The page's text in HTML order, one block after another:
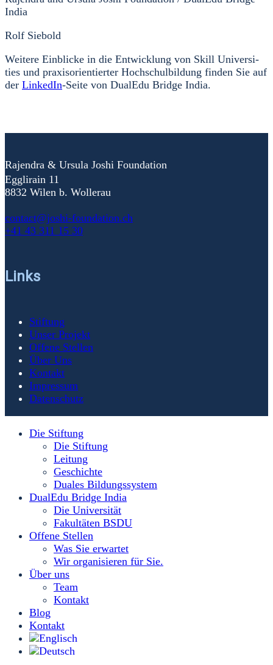
India
Rolf Sie­bold
Wei­te­re Ein­bli­cke in die Ent­wick­lung von Skill Uni­ver­si­
ties und pra­xis­ori­en­tier­ter Hoch­schul­bil­dung fin­den Sie auf
der Lin­ke­dIn-Sei­te von Dua­lEdu Bridge India.
Rajendra & Ursula Joshi Foundation
Egglirain 11
8832 Wilen b. Wollerau
contact@joshi-foundation.ch
+41 43 311 15 30
Links
Stiftung
Unser Projekt
Offene Stellen
Über Uns
Kontakt
Impressum
Datenschutz
Die Stiftung
Die Stiftung
Leitung
Geschichte
Duales Bildungssystem
DualEdu Bridge India
Die Universität
Fakultäten BSDU
Offene Stellen
Was Sie erwartet
Wir organisieren für Sie.
Über uns
Team
Kontakt
Blog
Kontakt